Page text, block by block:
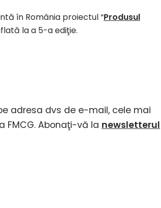
în România proiectul “Produsul
la a 5-a ediţie.
adresa dvs de e-mail, cele mai
FMCG. Abonaţi-vă la newsletterul